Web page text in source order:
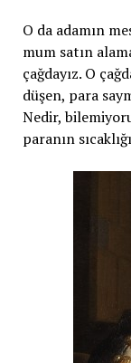
O da adamın
mum satın
çağdayız. O
düşen, para
Nedir,
paranın